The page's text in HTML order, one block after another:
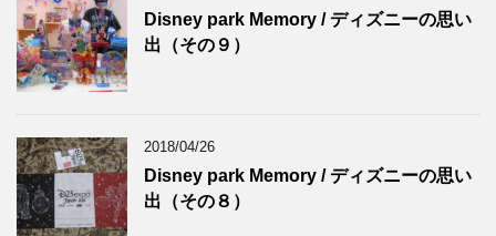
Disney park Memory / ディズニーの思い
出（その９）
2018/04/26
Disney park Memory / ディズニーの思い
出（その８）